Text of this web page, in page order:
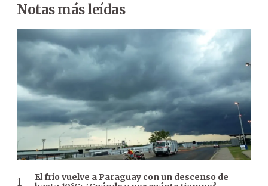
Notas más leídas
El frío vuelve a Paraguay con un descenso de